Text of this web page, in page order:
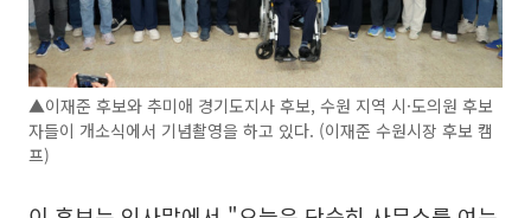
▲이재준 후보와 추미애 경기도지사 후보, 수원 지역 시·도의원 후보
자들이 개소식에서 기념촬영을 하고 있다. (이재준 수원시장 후보 캠
프)